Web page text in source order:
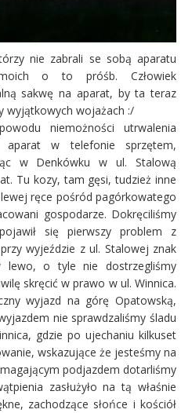
nie zabrali se sobą aparatu
o to próśb. Człowiek
sakwę na aparat, by ta teraz
wyjątkowych wojażach :/
niemożności utrwalenia
aparat w telefonie sprzętem,
w Denkówku w ul. Stalową
Tu kozy, tam gęsi, tudzież inne
ręce pośród pagórkowatego
gospodarze. Dokręciliśmy
się pierwszy problem z
wyjeździe z ul. Stalowej znak
lewo, o tyle nie dostrzegliśmy
skręcić w prawo w ul. Winnica.
wyjazd na górę Opatowską,
nie sprawdzaliśmy śladu
gdzie po ujechaniu kilkuset
wskazujące że jesteśmy na
podjazdem dotarliśmy
zasłużyło na tą właśnie
zachodzące słońce i kościół